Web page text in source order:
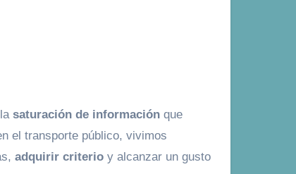
saturación de información que
el transporte público, vivimos
adquirir criterio y alcanzar un gusto